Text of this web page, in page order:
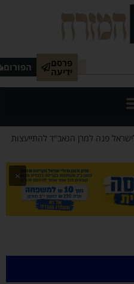
פרסם
ידיעה הפורום
פנה למרן הגאב"ד להתייעצות
×